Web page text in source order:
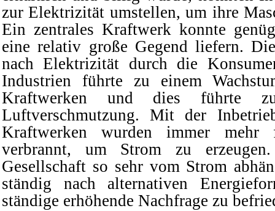
zur Elektrizität umstellen, um ihre
Ein zentrales Kraftwerk konnte
eine relativ große Gegend liefern.
nach Elektrizität durch die
Industrien führte zu einem
Kraftwerken und dies führte
Luftverschmutzung. Mit der
Kraftwerken wurden immer mehr
verbrannt, um Strom zu
Gesellschaft so sehr vom Strom
ständig nach alternativen
ständige erhöhende Nachfrage zu